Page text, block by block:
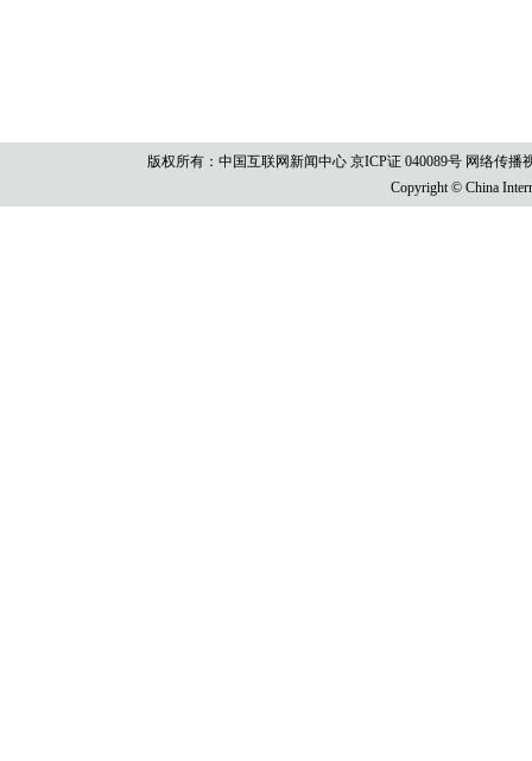
版权所有：中国互联网新闻中心 京ICP证 040089号 网络传播
Copyright © China